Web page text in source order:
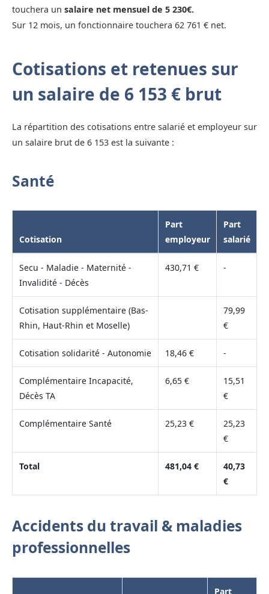
touchera un salaire net mensuel de 5 230€.
Sur 12 mois, un fonctionnaire touchera 62 761 € net.
Cotisations et retenues sur
un salaire de 6 153 € brut
La répartition des cotisations entre salarié et employeur sur
un salaire brut de 6 153 est la suivante :
Santé
Cotisation
Part
employeur
Part
salarié
Secu - Maladie - Maternité -
Invalidité - Décès
430,71 € -
Cotisation supplémentaire (Bas-
Rhin, Haut-Rhin et Moselle)
79,99
€
Cotisation solidarité - Autonomie 18,46 € -
Complémentaire Incapacité,
Décès TA
6,65 €
15,51
€
Complémentaire Santé 25,23 €
25,23
€
Total 481,04 €
40,73
€
Accidents du travail & maladies
professionnelles
Part